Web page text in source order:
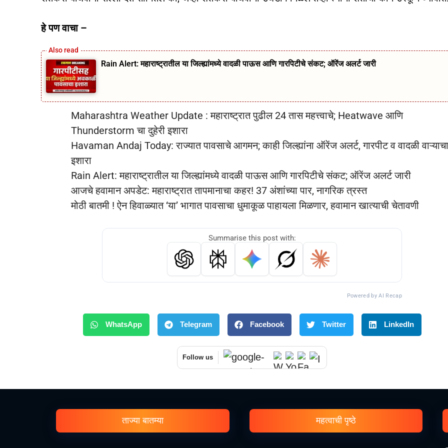
हे पण वाचा –
Rain Alert: महाराष्ट्रातील या जिल्ह्यांमध्ये वादळी पाऊस आणि गारपिटीचे संकट; ऑरेंज अलर्ट जारी
Maharashtra Weather Update : महाराष्ट्रात पुढील 24 तास महत्त्वाचे; Heatwave आणि
Thunderstorm चा दुहेरी इशारा
Havaman Andaj Today: राज्यात पावसाचे आगमन; काही जिल्ह्यांना ऑरेंज अलर्ट, गारपीट व वादळी वाऱ्याचा
इशारा
Rain Alert: महाराष्ट्रातील या जिल्ह्यांमध्ये वादळी पाऊस आणि गारपिटीचे संकट; ऑरेंज अलर्ट जारी
आजचे हवामान अपडेट: महाराष्ट्रात तापमानाचा कहर! 37 अंशांच्या पार, नागरिक त्रस्त
मोठी बातमी ! ऐन हिवाळ्यात ‘या’ भागात पावसाचा धुमाकूळ पाहायला मिळणार, हवामान खात्याची चेतावणी
Summarise this post with:
Powered by AI Recap
WhatsApp Telegram Facebook Twitter LinkedIn
Follow us
ताज्या बातम्या महत्वाची पृष्ठे